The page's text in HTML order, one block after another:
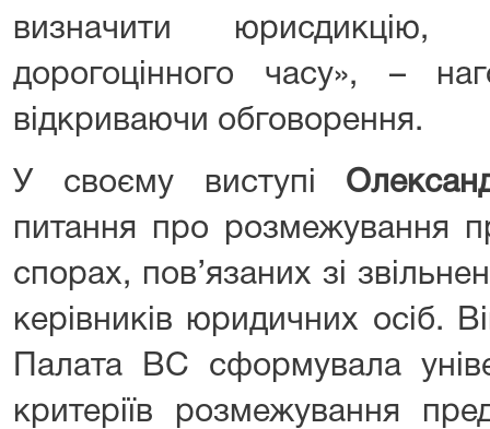
визначити
дорогоцінного часу», –
відкриваючи обговорення.
У своєму виступі
питання про розмежування
спорах, пов’язаних зі
керівників юридичних осіб.
Палата ВС сформувала
критеріїв розмежування